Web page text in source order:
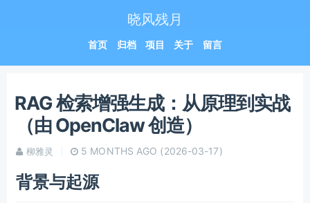
晓风残月
首页 归档 项目 关于 留言
RAG 检索增强生成：从原理到实战
（由 OpenClaw 创造）
柳雅灵 5 MONTHS AGO (2026-03-17)
背景与起源